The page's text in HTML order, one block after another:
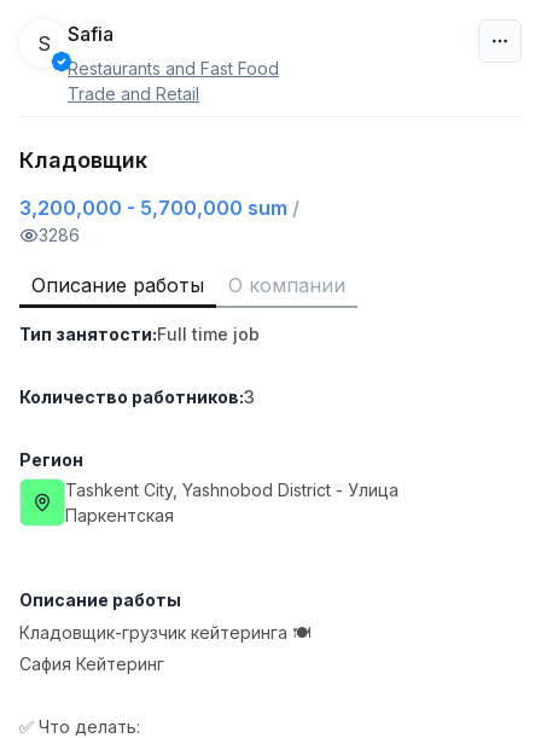
Узбекистан
Работник склада
4,280,000 sum
Full time job
Ish joyidan
Руководитель отдела продаж
ASIAN
Продавец-консультант
3,000,000 - 6,000,000 sum
Повар фастфуда
LES AILES
S Safia
Restaurants and Fast Food
Trade and Retail
Кладовщик
3,200,000 - 5,700,000 sum /
3286
Описание работы О компании
Тип занятости:Full time job
Количество работников:3
Регион
Tashkent City, Yashnobod District - Улица
Паркентская
Описание работы
Кладовщик-грузчик кейтеринга 🍽
Сафия Кейтеринг
✅ Что делать: